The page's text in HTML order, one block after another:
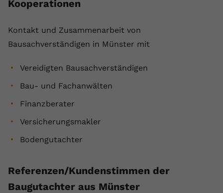
Kooperationen
Kontakt und Zusammenarbeit von
Bausachverständigen in Münster mit
Vereidigten Bausachverständigen
Bau- und Fachanwälten
Finanzberater
Versicherungsmakler
Bodengutachter
Referenzen/Kundenstimmen der
Baugutachter aus Münster